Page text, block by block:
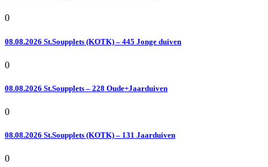
0
08.08.2026 St.Soupplets (KOTK) – 445 Jonge duiven
0
08.08.2026 St.Soupplets – 228 Oude+Jaarduiven
0
08.08.2026 St.Soupplets (KOTK) – 131 Jaarduiven
0